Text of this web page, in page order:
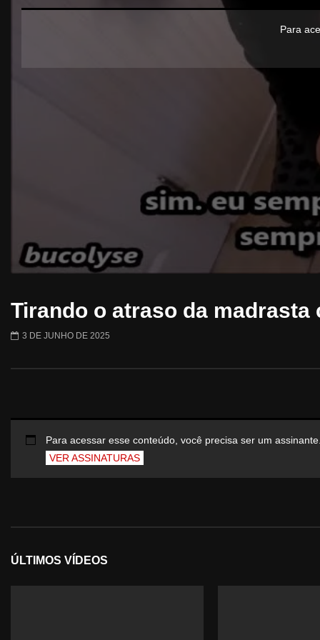
Para
Tirando o atraso da madrasta
3 DE JUNHO DE 2025
Para acessar esse conteúdo, você precisa ser um
VER ASSINATURAS
ÚLTIMOS VÍDEOS